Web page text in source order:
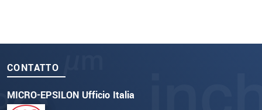
CONTATTO
MICRO-EPSILON Ufficio Italia